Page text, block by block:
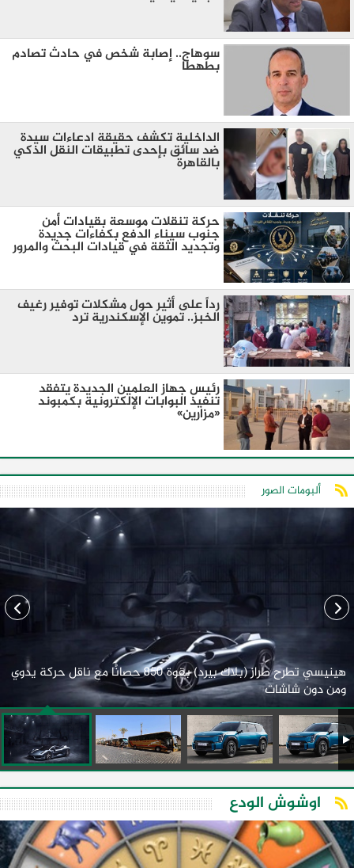
سوهاج.. إصابة شخص في حادث تصادم
بطهطا
الداخلية تكشف حقيقة ادعاءات سيدة
ضد سائق بإحدى تطبيقات النقل الذكي
بالقاهرة
حركة تنقلات موسعة بقيادات أمن
جنوب سيناء الدفع بكفاءات جديدة
وتجديد الثقة في قيادات البحث والمرور
رداً على أثير حول مشكلات توفير رغيف
الخبز.. تموين الإسكندرية ترد
رئيس جهاز العلمين الجديدة يتفقد
تنفيذ البوابات الإلكترونية بكمبوند
«مزارين»
ألبومات الصور
هينيسي تطرح طراز (بلاك بيرد) بقوة 850 حصانًا مع ناقل حركة يدوي
ومن دون شاشات
اوشوش الودع